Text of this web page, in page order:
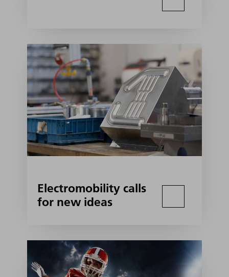
Electromobility calls
for new ideas